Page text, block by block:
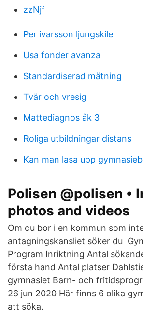
zzNjf
Per ivarsson ljungskile
Usa fonder avanza
Standardiserad mätning
Tvär och vresig
Mattediagnos åk 3
Roliga utbildningar distans
Kan man lasa upp
Polisen @polisen •
photos and videos
Om du bor i en kommun som
antagningskansliet söker du
Program Inriktning Antal
första hand Antal platser
gymnasiet Barn- och
26 jun 2020 Här finns 6 olika
att söka.